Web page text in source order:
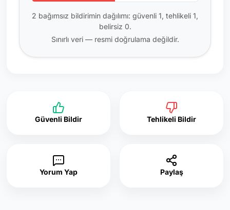
2 bağımsız bildirimin dağılımı: güvenli 1, tehlikeli 1,
belirsiz 0.
Sınırlı veri — resmi doğrulama değildir.
Güvenli Bildir Tehlikeli Bildir
Yorum Yap Paylaş